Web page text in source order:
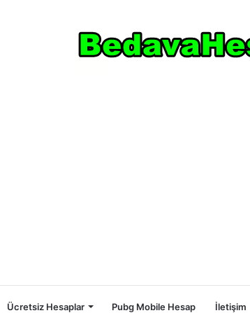
Ücretsiz Hesaplar Pubg Mobile Hesap İletişim